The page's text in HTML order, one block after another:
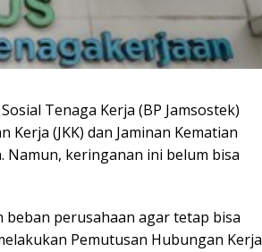
Tenaga Kerja (BP Jamsostek)
(JKK) dan Jaminan Kematian
Namun, keringanan ini belum bisa
perusahaan agar tetap bisa
Pemutusan Hubungan Kerja